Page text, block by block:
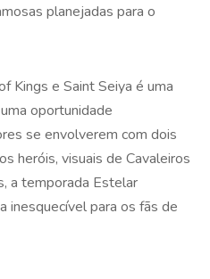
planejadas para o
Kings e Saint Seiya é uma
oportunidade
se envolverem com dois
heróis, visuais de Cavaleiros
a temporada Estelar
inesquecível para os fãs de